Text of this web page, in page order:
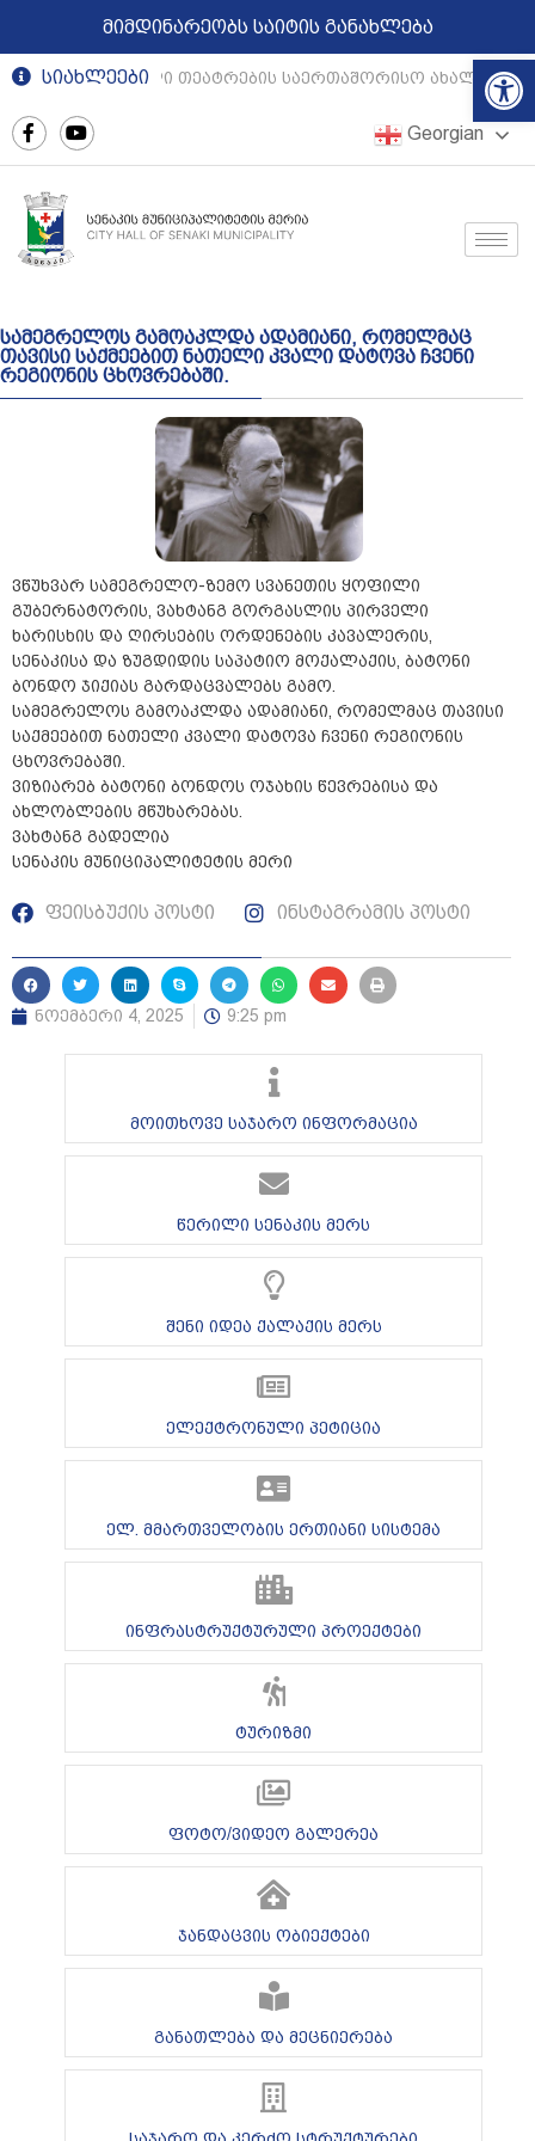
მიმდინარეობს საიტის განახლება
სიახლეები
რეგიონული თეატრების საერთაშორისო
Georgian
სამეგრელოს გამოაკლდა ადამიანი, რომელმაც
თავისი საქმეებით ნათელი კვალი დატოვა ჩვენი
რეგიონის ცხოვრებაში.
ვწუხვარ სამეგრელო-ზემო სვანეთის ყოფილი
გუბერნატორის, ვახტანგ გორგასლის პირველი
ხარისხის და ღირსების ორდენების კავალერის,
სენაკისა და ზუგდიდის საპატიო მოქალაქის, ბატონი
ბონდო ჯიქიას გარდაცვალებს გამო.
სამეგრელოს გამოაკლდა ადამიანი, რომელმაც თავისი
საქმეებით ნათელი კვალი დატოვა ჩვენი რეგიონის
ცხოვრებაში.
ვიზიარებ ბატონი ბონდოს ოჯახის წევრებისა და
ახლობლების მწუხარებას.
ვახტანგ გადელია
სენაკის მუნიციპალიტეტის მერი
ფეისბუქის პოსტი ინსტაგრამის პოსტი
ნოემბერი 4, 2025 9:25 pm
მოითხოვე საჯარო ინფორმაცია
წერილი სენაკის მერს
შენი იდეა ქალაქის მერს
ელექტრონული პეტიცია
ელ. მმართველობის ერთიანი სისტემა
ინფრასტრუქტურული პროექტები
ტურიზმი
ფოტო/ვიდეო გალერეა
ჯანდაცვის ობიექტები
განათლება და მეცნიერება